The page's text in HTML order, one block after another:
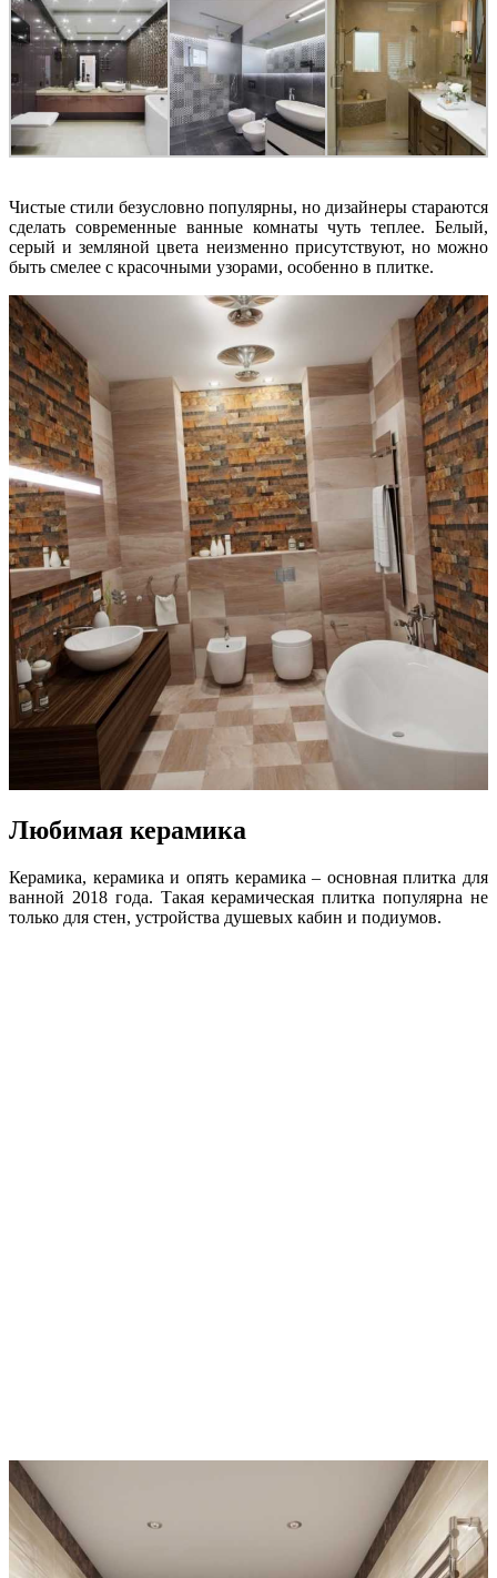
Чистые стили безусловно популярны, но дизайнеры стараются
сделать современные ванные комнаты чуть теплее. Белый,
серый и земляной цвета неизменно присутствуют, но можно
быть смелее с красочными узорами, особенно в плитке.
Любимая керамика
Керамика, керамика и опять керамика – основная плитка для
ванной 2018 года. Такая керамическая плитка популярна не
только для стен, устройства душевых кабин и подиумов.